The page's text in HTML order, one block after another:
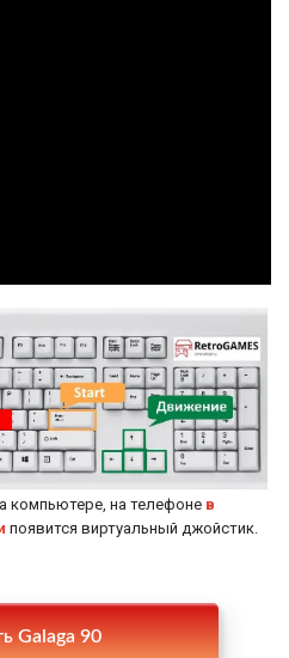
компьютере, на телефоне в
появится виртуальный джойстик.
Galaga 90